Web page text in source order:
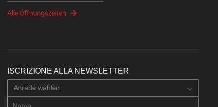
Alle Öffnungszeiten
ISCRIZIONE ALLA NEWSLETTER
Anrede wahlen